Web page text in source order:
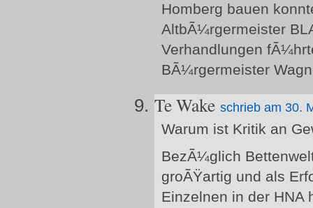
Homberg bauen
AltbÃ¼rgermeister
Verhandlungen
BÃ¼rgermeister
Te Wake schrieb am 30.
Warum ist Kritik an
BezÃ¼glich
groÃŸartig und als
Einzelnen in der HNA